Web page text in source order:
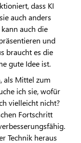
dass KI
auch anders
auch die
und
braucht es die
gute Idee ist.
als Mittel zum
ich sie, wofür
vielleicht nicht?
Fortschritt
Technik heraus